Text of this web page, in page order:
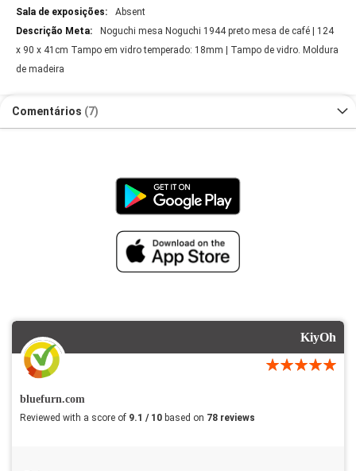
Absent
Noguchi mesa Noguchi 1944 preto mesa de café | 124
x 90 x 41cm Tampo em vidro temperado: 18mm | Tampo de vidro. Moldura
de madeira
Comentários 7
KiyOh
bluefurn.com
Reviewed with a score of 9.1 / 10 based on 78 reviews